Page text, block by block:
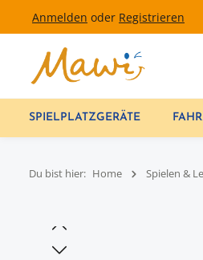
Hauptinhalt springen
Zur Hauptnavigation springen
Anmelden oder Registrieren
SPIELPLATZGERÄTE
Du bist hier: Home Spielen &
Bildergalerie überspringen